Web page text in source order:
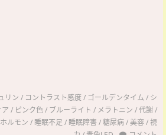
リン / コントラスト感度 / ゴールデンタイム / シ
/ ピンク色/ ブルーライト / メラトニン /代謝/
ルモン / 睡眠不足 / 睡眠障害 /糖尿病/美容/視